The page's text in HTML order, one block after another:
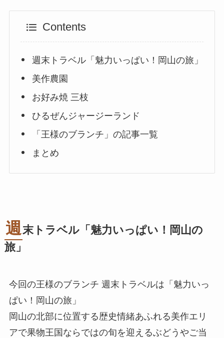
Contents
週末トラベル「魅力いっぱい！岡山の旅」
美作農園
お好み焼 三枝
ひるぜんジャージーランド
「王様のブランチ」の記事一覧
まとめ
週 末トラベル「 魅力いっぱい！岡山の
旅」
今回の王様のブランチ 週末トラベルは「魅力いっ
ぱい！岡山の旅」
岡山の北部に位置する歴史情緒あふれる美作エリ
アで果物王国ならではの旬を迎えるぶどうやご当